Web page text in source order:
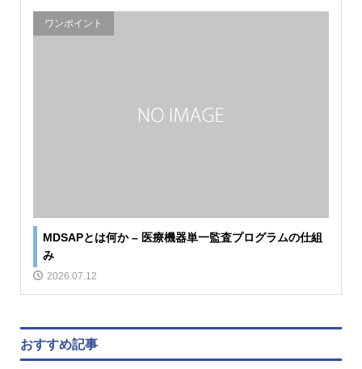
ワンポイント
MDSAPとは何か – 医療機器単一監査プログラムの仕組
み
2026.07.12
おすすめ記事